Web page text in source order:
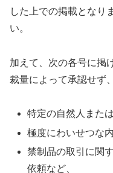
した上での掲載となり
い。
加えて、次の各号に掲
裁量によって承認せず
特定の自然人また
極度にわいせつな
禁制品の取引に関
依頼など、